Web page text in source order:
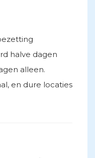
halve dagen
alleen.
en dure locaties